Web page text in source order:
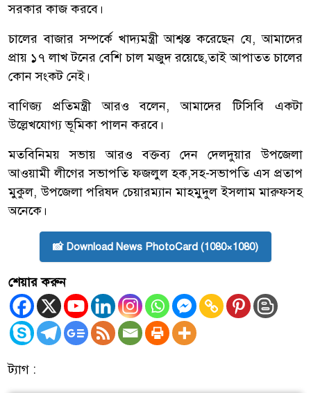
সরকার কাজ করবে।
চালের বাজার সম্পর্কে খাদ্যমন্ত্রী আশ্বস্ত করেছেন যে, আমাদের
প্রায় ১৭ লাখ টনের বেশি চাল মজুদ রয়েছে,তাই আপাতত চালের
কোন সংকট নেই।
বাণিজ্য প্রতিমন্ত্রী আরও বলেন, আমাদের টিসিবি একটা
উল্লেখযোগ্য ভূমিকা পালন করবে।
মতবিনিময় সভায় আরও বক্তব্য দেন দেলদুয়ার উপজেলা
আওয়ামী লীগের সভাপতি ফজলুল হক,সহ-সভাপতি এস প্রতাপ
মুকুল, উপজেলা পরিষদ চেয়ারম্যান মাহমুদুল ইসলাম মারুফসহ
অনেকে।
📸 Download News PhotoCard (1080×1080)
শেয়ার করুন
ট্যাগ :